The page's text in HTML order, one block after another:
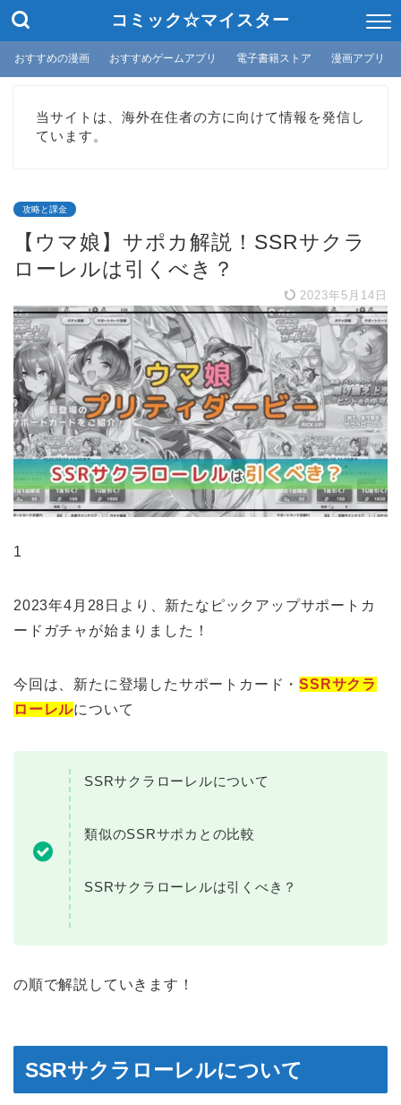
コミック☆マイスター
おすすめの漫画 おすすめゲームアプリ 電子書籍ストア 漫画アプリ
当サイトは、海外在住者の方に向けて情報を発信し
ています。
攻略と課金
【ウマ娘】サポカ解説！SSRサクラ
ローレルは引くべき？
2023年5月14日
1
2023年4月28日より、新たなピックアップサポートカ
ードガチャが始まりました！
今回は、新たに登場したサポートカード・SSRサクラ
ローレルについて
SSRサクラローレルについて
類似のSSRサポカとの比較
SSRサクラローレルは引くべき？
の順で解説していきます！
SSRサクラローレルについて